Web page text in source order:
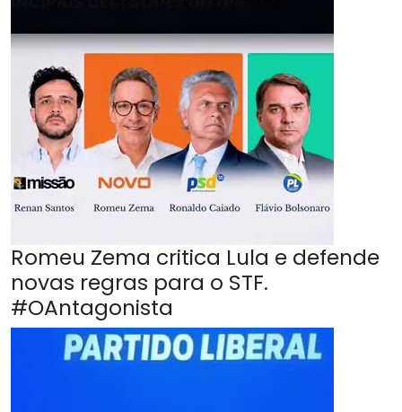
Romeu Zema critica Lula e defende
novas regras para o STF.
#OAntagonista